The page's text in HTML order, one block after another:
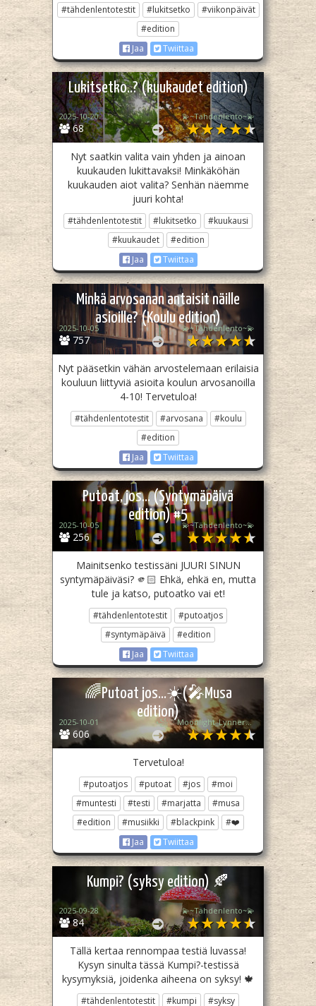
#tähdenlentotestit #lukitsetko
#viikonpäivät
#edition
Jaa
Twiittaa
Lukitsetko..? (kuukaudet edition)
68
2025-10-20 💫~Tähdenlento~💫
Nyt saatkin valita vain yhden ja ainoan
kuukauden lukittavaksi! Minkäköhän
kuukauden aiot valita? Senhän näemme
juuri kohta!
#tähdenlentotestit #lukitsetko
#kuukausi
#kuukaudet
#edition
Jaa
Twiittaa
Minkä arvosanan antaisit näille
asioille? (Koulu edition)
757
2025-10-05 💫~Tähdenlento~💫
Nyt pääsetkin vähän arvostelemaan erilaisia
kouluun liittyviä asioita koulun arvosanoilla
4-10! Tervetuloa!
#tähdenlentotestit #arvosana
#koulu
#edition
Jaa
Twiittaa
Putoat, jos... (Syntymäpäivä
edition) #5
256
2025-10-05 💫~Tähdenlento~💫
Mainitsenko testissäni JUURI SINUN
syntymäpäiväsi? 🫵🏻 Ehkä, ehkä en, mutta
tule ja katso, putoatko vai et!
#tähdenlentotestit
#putoatjos
#syntymäpäivä
#edition
Jaa
Twiittaa
🌈Putoat jos...☀️(🎤Musa
edition)
606
2025-10-01 ꧁♡ Moonlight_Lynner_Lover ♡꧂
Tervetuloa!
#putoatjos #putoat #jos
#moi
#muntesti
#testi #marjatta
#musa
#edition
#musiikki #blackpink
#❤️
Jaa
Twiittaa
Kumpi? (syksy edition) 🍂
84
2025-09-28 💫~Tähdenlento~💫
Tällä kertaa rennompaa testiä luvassa!
Kysyn sinulta tässä Kumpi?-testissä
kysymyksiä, joidenka aiheena on syksy! 🍁
#tähdenlentotestit #kumpi #syksy